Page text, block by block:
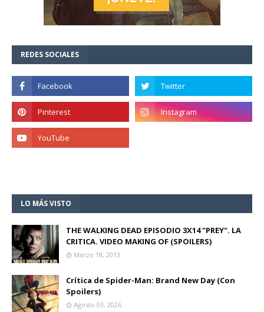
REDES SOCIALES
LO MÁS VISTO
THE WALKING DEAD EPISODIO 3X14 "PREY". LA
CRITICA. VIDEO MAKING OF (SPOILERS)
Marzo 18, 2013
Crítica de Spider-Man: Brand New Day (Con
Spoilers)
Agosto 03, 2026